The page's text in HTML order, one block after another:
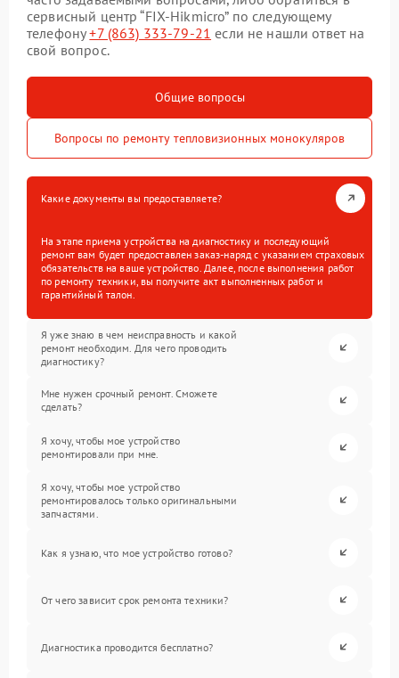
сервисный центр “FIX-Hikmicro” по следующему
телефону+7 (863) 333-79-21 если не нашли ответ на
свой вопрос.
Общие вопросы
Вопросы по ремонту тепловизионных монокуляров
Какие документы вы предоставляете?
На этапе приема устройства на диагностику и последующий
ремонт вам будет предоставлен заказ-наряд с указанием страховых
обязательств на ваше устройство. Далее, после выполнения работ
по ремонту техники, вы получите акт выполненных работ и
гарантийный талон.
Я уже знаю в чем неисправность и какой
ремонт необходим. Для чего проводить
диагностику?
Мне нужен срочный ремонт. Сможете
сделать?
Я хочу, чтобы мое устройство
ремонтировали при мне.
Я хочу, чтобы мое устройство
ремонтировалось только оригинальными
запчастями.
Как я узнаю, что мое устройство готово?
От чего зависит срок ремонта техники?
Диагностика проводится бесплатно?